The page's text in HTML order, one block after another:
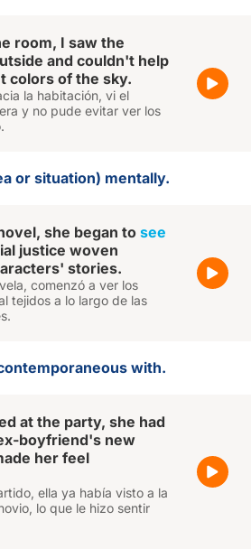
room, I saw the
and couldn't help
colors of the sky.
la habitación, vi el
y no pude evitar ver los
or situation) mentally.
she began to see
justice woven
stories.
comenzó a ver los
tejidos a lo largo de las
with.
at the party, she had
boyfriend's new
her feel
ella ya había visto a la
lo que le hizo sentir